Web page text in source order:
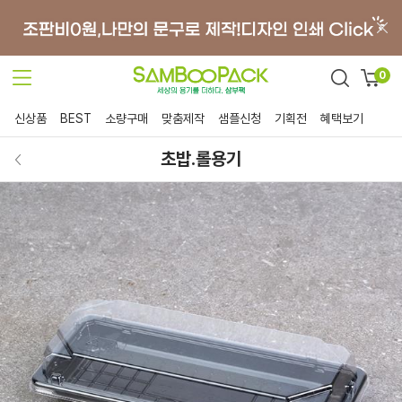
0
신상품 BEST 소량구매 맞춤제작 샘플신청 기획전 혜택보기
초밥.롤용기